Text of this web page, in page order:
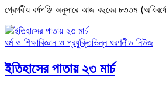
গ্রেগরীয় বর্ষপঞ্জি অনুসারে আজ বছরের ৮৩তম
ধর্ম ও শিক্ষাবিজ্ঞান ও প্রযুক্তিভিন্ন ধরণলীড নিউজ
ইতিহাসের পাতায় ২৩ মার্চ